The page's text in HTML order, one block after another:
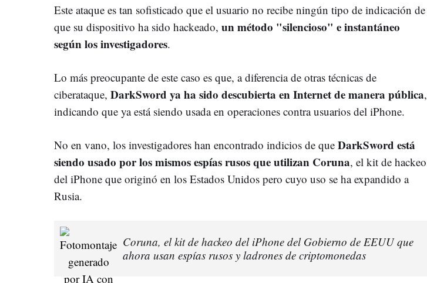
Este ataque es tan sofisticado que el usuario no recibe ningún tipo de indicación de
que su dispositivo ha sido hackeado, un método "silencioso" e instantáneo
según los investigadores.
Lo más preocupante de este caso es que, a diferencia de otras técnicas de
ciberataque, DarkSword ya ha sido descubierta en Internet de manera pública,
indicando que ya está siendo usada en operaciones contra usuarios del iPhone.
No en vano, los investigadores han encontrado indicios de que DarkSword está
siendo usado por los mismos espías rusos que utilizan Coruna, el kit de hackeo
del iPhone que originó en los Estados Unidos pero cuyo uso se ha expandido a
Rusia.
Coruna, el kit de hackeo del iPhone del Gobierno de EEUU que
ahora usan espías rusos y ladrones de criptomonedas